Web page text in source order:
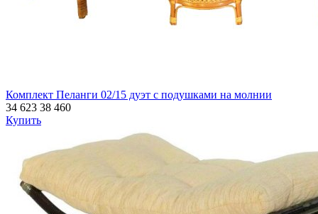
Комплект Пеланги 02/15 дуэт с подушками на молнии
34 623 38 460
Купить